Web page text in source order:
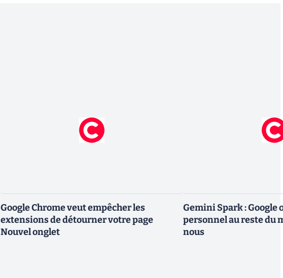
Google Chrome veut empêcher les
extensions de détourner votre page
Nouvel onglet
Gemini Spark : Google
personnel au reste du
nous